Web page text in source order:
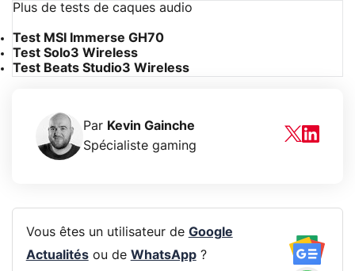
Plus de tests de caques audio
Test MSI Immerse GH70
Test Solo3 Wireless
Test Beats Studio3 Wireless
Par Kevin Gainche
Spécialiste gaming
Vous êtes un utilisateur de Google
Actualitésou de WhatsApp?